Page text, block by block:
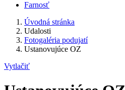
Farnosť
Úvodná stránka
Udalosti
Fotogaléria podujatí
Ustanovujúce OZ
Vytlačiť